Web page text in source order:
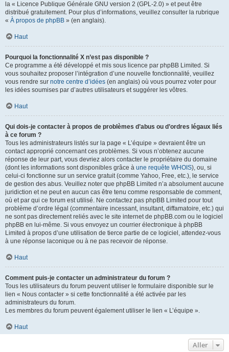
la « Licence Publique Générale GNU version 2 (GPL-2.0) » et peut être
distribué gratuitement. Pour plus d’informations, veuillez consulter la rubrique
« À propos de phpBB » (en anglais).
Haut
Pourquoi la fonctionnalité X n’est pas disponible ?
Ce programme a été développé et mis sous licence par phpBB Limited. Si
vous souhaitez proposer l’intégration d’une nouvelle fonctionnalité, veuillez
vous rendre sur notre centre d’idées (en anglais) où vous pourrez voter pour
les idées soumises par d’autres utilisateurs et suggérer les vôtres.
Haut
Qui dois-je contacter à propos de problèmes d’abus ou d’ordres légaux liés
à ce forum ?
Tous les administrateurs listés sur la page « L’équipe » devraient être un
contact approprié concernant ces problèmes. Si vous n’obtenez aucune
réponse de leur part, vous devriez alors contacter le propriétaire du domaine
(dont les informations sont disponibles grâce à une requête WHOIS), ou, si
celui-ci fonctionne sur un service gratuit (comme Yahoo, Free, etc.), le service
de gestion des abus. Veuillez noter que phpBB Limited n’a absolument aucune
juridiction et ne peut en aucun cas être tenu comme responsable de comment,
où et par qui ce forum est utilisé. Ne contactez pas phpBB Limited pour tout
problème d’ordre légal (commentaire incessant, insultant, diffamatoire, etc.) qui
ne sont pas directement reliés avec le site internet de phpBB.com ou le logiciel
phpBB en lui-même. Si vous envoyez un courrier électronique à phpBB
Limited à propos d’une utilisation de tierce partie de ce logiciel, attendez-vous
à une réponse laconique ou à ne pas recevoir de réponse.
Haut
Comment puis-je contacter un administrateur du forum ?
Tous les utilisateurs du forum peuvent utiliser le formulaire disponible sur le
lien « Nous contacter » si cette fonctionnalité a été activée par les
administrateurs du forum.
Les membres du forum peuvent également utiliser le lien « L’équipe ».
Haut
Aller